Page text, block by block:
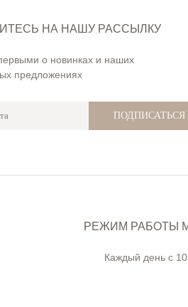
НА НАШУ РАССЫЛКУ
о новинках и наших
предложениях
ПОДПИСАТЬСЯ
РЕЖИМ РАБОТЫ
Каждый день с